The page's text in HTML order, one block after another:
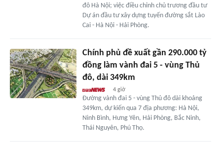
đô Hà Nội; việc điều chỉnh chủ trương đầu tư
Dự án đầu tư xây dựng tuyến đường sắt Lào
Cai - Hà Nội - Hải Phòng.
Chính phủ đề xuất gần 290.000 tỷ
đồng làm vành đai 5 - vùng Thủ
đô, dài 349km
4 giờ
Đường vành đai 5 - vùng Thủ đô dài khoảng
349km, dự kiến qua 7 địa phương: Hà Nội,
Ninh Bình, Hưng Yên, Hải Phòng, Bắc Ninh,
Thái Nguyên, Phú Thọ.